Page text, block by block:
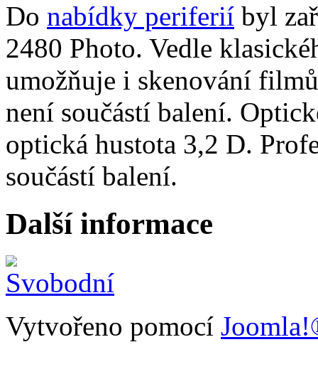
Do nabídky periferií byl
2480 Photo. Vedle
umožňuje i skenování
není součástí balení.
optická hustota 3,2 D.
součástí balení.
Další informace
Vytvořeno pomocí